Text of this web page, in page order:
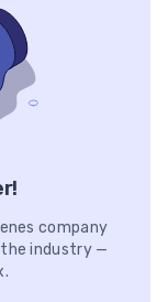
company
the industry —